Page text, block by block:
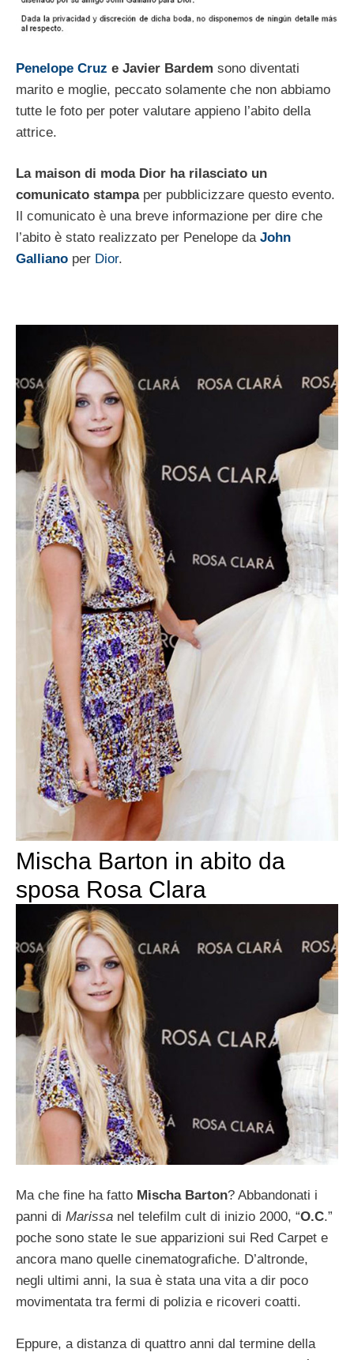
Penelope Cruz e Javier Bardem sono diventati
marito e moglie, peccato solamente che non abbiamo
tutte le foto per poter valutare appieno l’abito della
attrice.
La maison di moda Dior ha rilasciato un
comunicato stampaper pubblicizzare questo evento.
Il comunicato è una breve informazione per dire che
l’abito è stato realizzato per Penelope da John
Galliano per Dior.
Mischa Barton in abito da
sposa Rosa Clara
Ma che fine ha fatto Mischa Barton? Abbandonati i
panni di Marissa nel telefilm cult di inizio 2000, “O.C.”
poche sono state le sue apparizioni sui Red Carpet e
ancora mano quelle cinematografiche. D’altronde,
negli ultimi anni, la sua è stata una vita a dir poco
movimentata tra fermi di polizia e ricoveri coatti.
Eppure, a distanza di quattro anni dal termine della